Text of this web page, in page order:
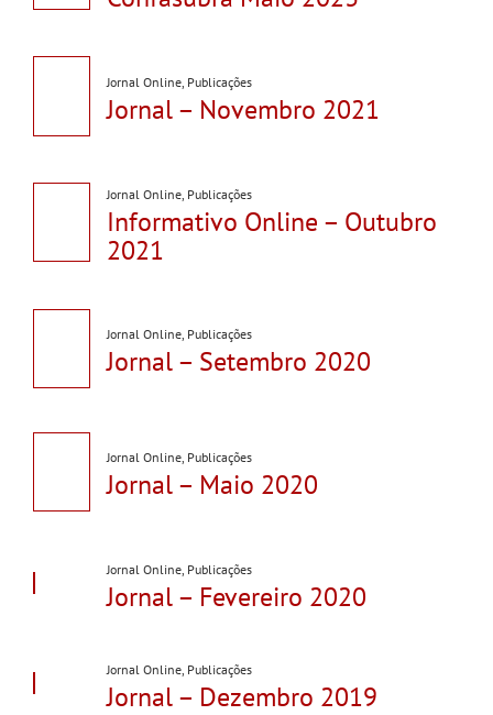
Jornal Online, Publicações
Jornal – Novembro 2021
Jornal Online Publicações
Informativo Online – Outubro
2021
Jornal Online, Publicações
Jornal – Setembro 2020
Jornal Online, Publicações
Jornal – Maio 2020
Jornal Online Publicações
Jornal – Fevereiro 2020
Jornal Online Publicações
Jornal – Dezembro 2019